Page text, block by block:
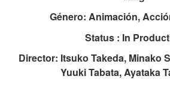
Género: Animación,
Status : In
Director: Itsuko Takeda, Minako
Yuuki Tabata, Ayataka